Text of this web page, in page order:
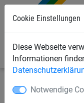
Cookie Einstellungen
Diese Webseite
Informationen
Notwendige
Seilspielgeräte